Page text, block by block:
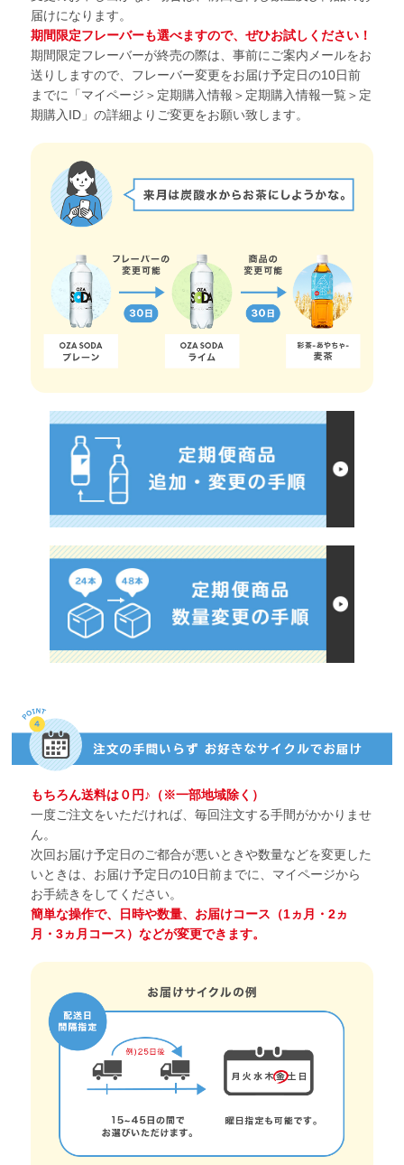
届けになります。
期間限定フレーバーも選べますので、ぜひお試しください！
期間限定フレーバーが終売の際は、事前にご案内メールをお
送りしますので、フレーバー変更をお届け予定日の10日前
までに「マイページ＞定期購入情報＞定期購入情報一覧＞定
期購入ID」の詳細よりご変更をお願い致します。
もちろん送料は０円♪（※一部地域除く）
一度ご注文をいただければ、毎回注文する手間がかかりませ
ん。
次回お届け予定日のご都合が悪いときや数量などを変更した
いときは、お届け予定日の10日前までに、マイページから
お手続きをしてください。
簡単な操作で、日時や数量、お届けコース（1ヵ月・2ヵ
月・3ヵ月コース）などが変更できます。